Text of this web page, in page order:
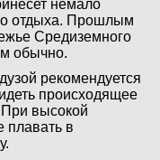
немало
отдыха. Прошлым
Средиземного
обычно.
рекомендуется
происходящее
При высокой
плавать в